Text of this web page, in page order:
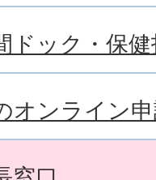
ドック・保
オンライン